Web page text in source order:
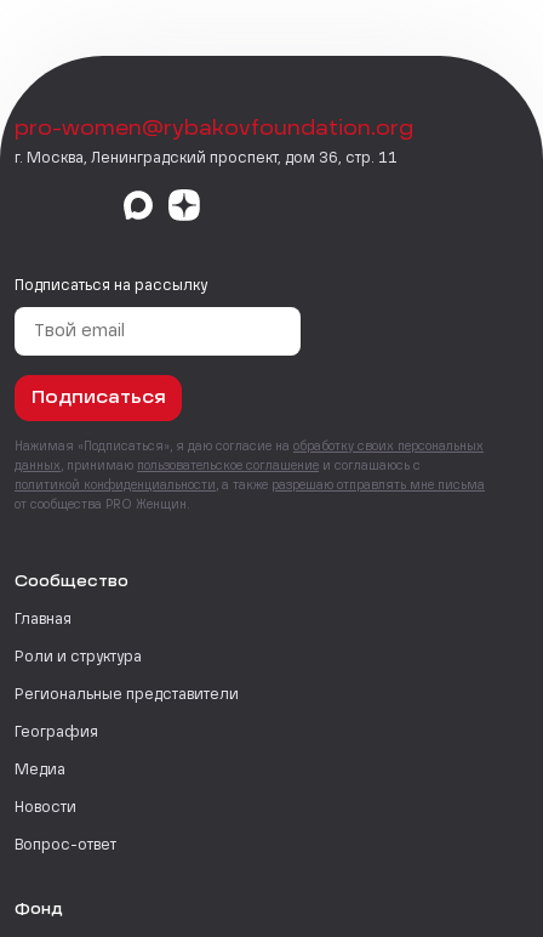
pro-women@rybakovfoundation.org
г. Москва, Ленинградский проспект, дом 36, стр. 11
Подписаться на рассылку
Подписаться
Нажимая «Подписаться», я даю согласие на обработку своих персональных
данных , принимаю пользовательское соглашение и соглашаюсь с
политикой конфиденциальности , а также разрешаю отправлять мне письма
от сообщества PRO Женщин.
Сообщество
Главная
Роли и структура
Региональные представители
География
Медиа
Новости
Вопрос-ответ
Фонд